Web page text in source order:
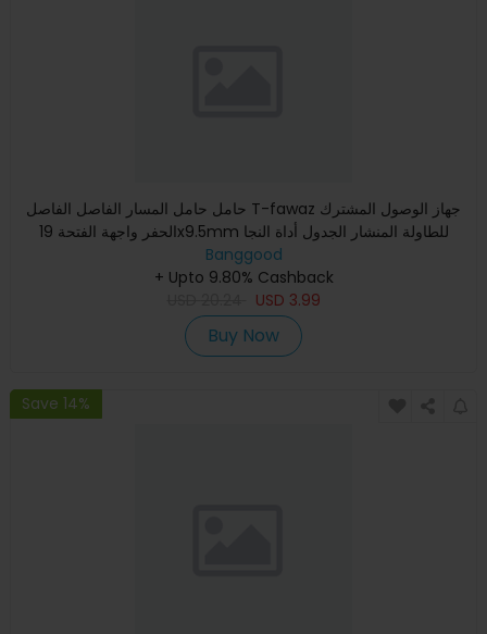
حامل حامل المسار الفاصل الفاصل T-fawaz جهاز الوصول المشترك
الحفر واجهة الفتحة 19x9.5mm للطاولة المنشار الجدول أداة النجا
Banggood
+ Upto 9.80% Cashback
USD 3.99
Buy Now
Save 14%